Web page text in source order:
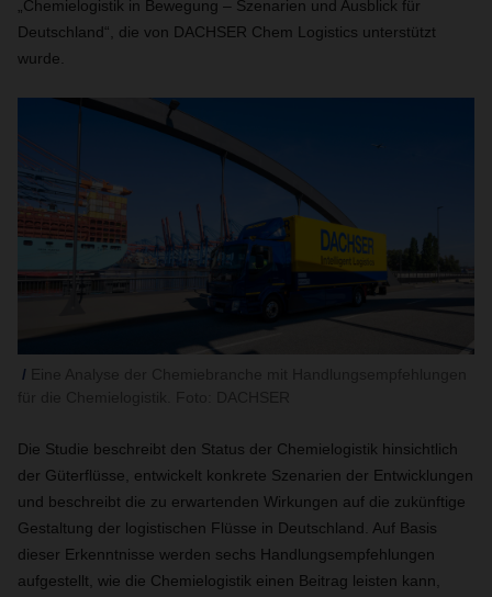
„Chemielogistik in Bewegung – Szenarien und Ausblick für
Deutschland“, die von DACHSER Chem Logistics unterstützt
wurde.
Die Studie beschreibt den Status der Chemielogistik hinsichtlich
der Güterflüsse, entwickelt konkrete Szenarien der Entwicklungen
und beschreibt die zu erwartenden Wirkungen auf die zukünftige
Gestaltung der logistischen Flüsse in Deutschland. Auf Basis
dieser Erkenntnisse werden sechs Handlungsempfehlungen
aufgestellt, wie die Chemielogistik einen Beitrag leisten kann,